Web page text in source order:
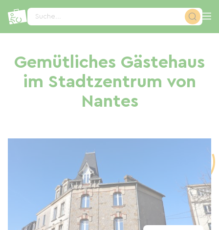
Suche...
Gemütliches Gästehaus
im Stadtzentrum von
Nantes
Cookie-Einstellungen